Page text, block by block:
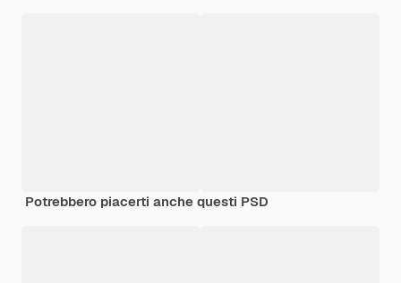
Potrebbero piacerti anche questi PSD